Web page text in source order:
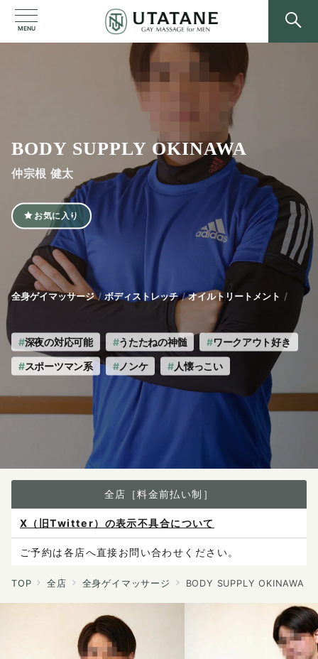
MENU
BODY SUPPLY OKINAWA
仲宗根 健太
お気に入り
全身ゲイマッサージ ボディストレッチ オイルトリートメント
深夜の対応可能 うたたねの神髄
ワークアウト好き
スポーツマン系
ノンケ 人懐っこい
全店［料金前払い制］
X（旧Twitter）の表示不具合について
ご予約は各店へ直接お問い合わせください。
料金は当日施術前にお支払いください。
料金改定のお知らせ
TOP 全店 全身ゲイマッサージ BODY SUPPLY OKINAWA